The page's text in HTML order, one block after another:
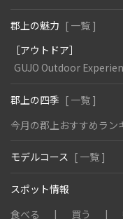
郡上の魅力 [ 一覧 ]
［アウトドア］
GUJO Outdoor
郡上の四季 [ 一覧 ]
今月の郡上おすすめラン
モデルコース [ 一覧 ]
スポット情報
食べる
買う